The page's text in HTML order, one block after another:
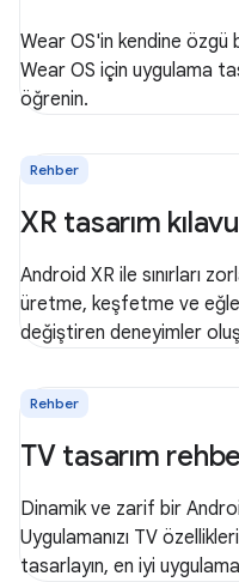
Wear OS'in kendine özgü
Wear OS için uygulama
öğrenin.
Rehber
XR tasarım
Android XR ile sınırları
üretme, keşfetme ve
değiştiren deneyimler
Rehber
TV tasarım
Dinamik ve zarif bir
Uygulamanızı TV
tasarlayın, en iyi